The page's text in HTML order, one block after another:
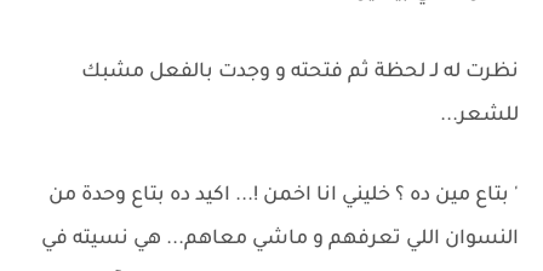
نظرت له لـ لحظة ثم فتحته و وجدت بالفعل مشبك
للشعر...
' بتاع مين ده ؟ خليني انا اخمن !... اكيد ده بتاع وحدة من
النسوان اللي تعرفهم و ماشي معاهم... هي نسيته في